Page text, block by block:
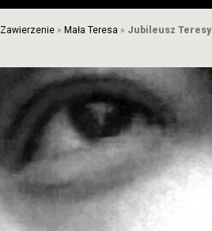
Zawierzenie » Mała Teresa » Jubileusz Teresy